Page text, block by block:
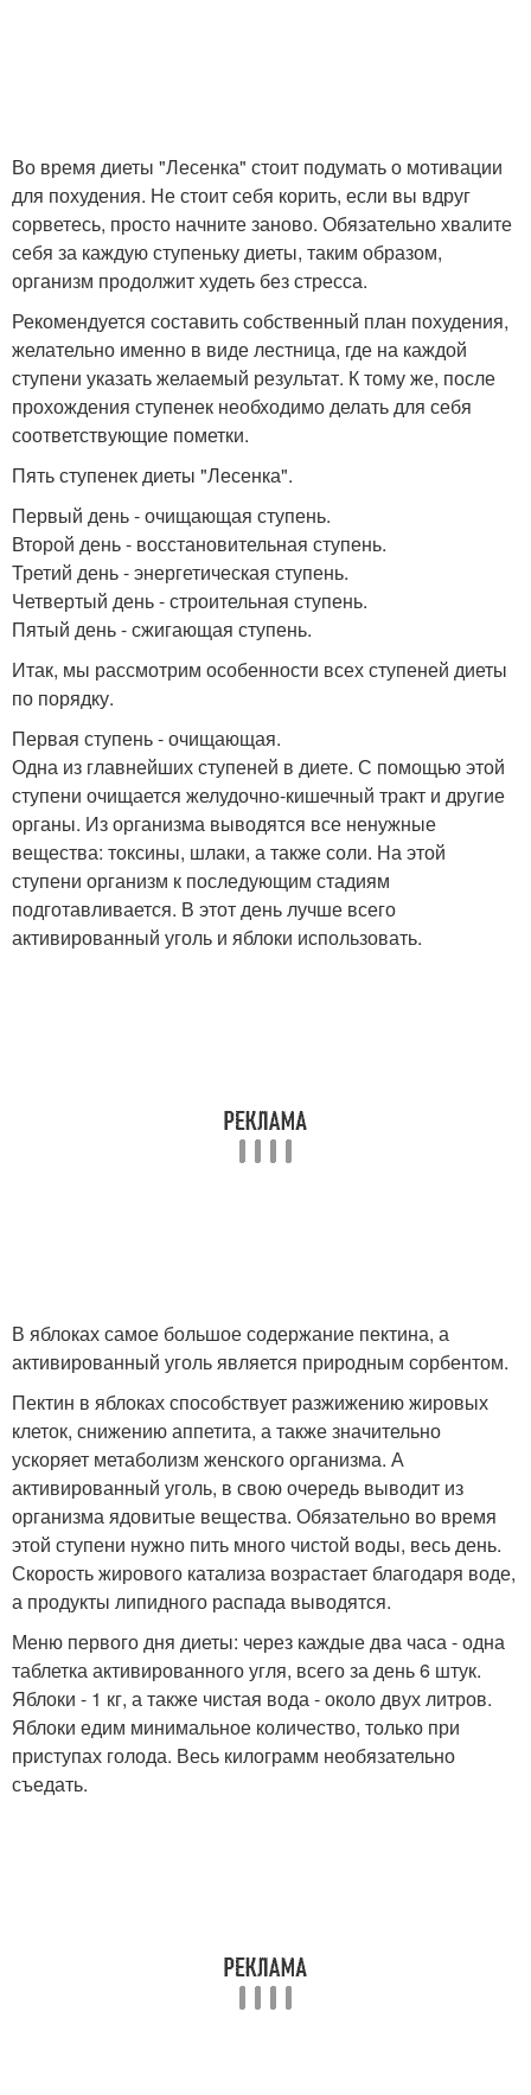
Во время диеты "Лесенка" стоит подумать о мотивации
для похудения. Не стоит себя корить, если вы вдруг
сорветесь, просто начните заново. Обязательно хвалите
себя за каждую ступеньку диеты, таким образом,
организм продолжит худеть без стресса.
Рекомендуется составить собственный план похудения,
желательно именно в виде лестница, где на каждой
ступени указать желаемый результат. К тому же, после
прохождения ступенек необходимо делать для себя
соответствующие пометки.
Пять ступенек диеты "Лесенка".
Первый день - очищающая ступень.
Второй день - восстановительная ступень.
Третий день - энергетическая ступень.
Четвертый день - строительная ступень.
Пятый день - сжигающая ступень.
Итак, мы рассмотрим особенности всех ступеней диеты
по порядку.
Первая ступень - очищающая.
Одна из главнейших ступеней в диете. С помощью этой
ступени очищается желудочно-кишечный тракт и другие
органы. Из организма выводятся все ненужные
вещества: токсины, шлаки, а также соли. На этой
ступени организм к последующим стадиям
подготавливается. В этот день лучше всего
активированный уголь и яблоки использовать.
В яблоках самое большое содержание пектина, а
активированный уголь является природным сорбентом.
Пектин в яблоках способствует разжижению жировых
клеток, снижению аппетита, а также значительно
ускоряет метаболизм женского организма. А
активированный уголь, в свою очередь выводит из
организма ядовитые вещества. Обязательно во время
этой ступени нужно пить много чистой воды, весь день.
Скорость жирового катализа возрастает благодаря воде,
а продукты липидного распада выводятся.
Меню первого дня диеты: через каждые два часа - одна
таблетка активированного угля, всего за день 6 штук.
Яблоки - 1 кг, а также чистая вода - около двух литров.
Яблоки едим минимальное количество, только при
приступах голода. Весь килограмм необязательно
съедать.